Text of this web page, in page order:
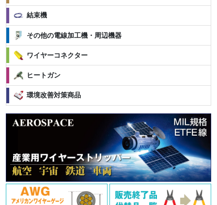
結束機
その他の電線加工機・周辺機器
ワイヤーコネクター
ヒートガン
環境改善対策商品